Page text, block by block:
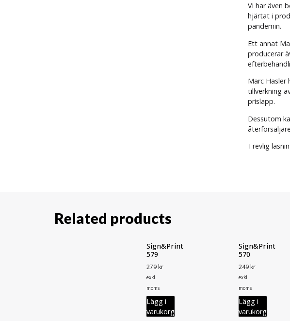
Vi har även
hjärtat i
pandemin.
Ett annat
producerar
Marc Hasler
tillverkning
prislapp.
Dessutom
Trevlig
Related products
Sign&Print
579
279kr
exkl.
moms
Lägg i
varukorg
Sign&Print
570
249kr
exkl.
moms
Lägg i
varukorg